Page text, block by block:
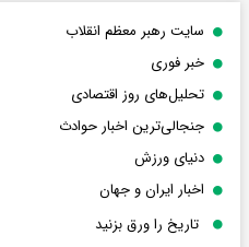
سایت رهبر معظم انقلاب
خبر فوری
تحلیل‌های روز اقتصادی
جنجالی‌ترین اخبار حوادث
دنیای ورزش
اخبار ایران و جهان
تاریخ را ورق بزنید